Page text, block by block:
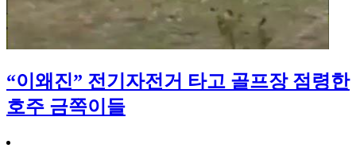
“이왜진” 전기자전거 타고 골프장 점령한
호주 금쪽이들